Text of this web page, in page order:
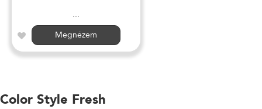
...
Megnézem
Color Style Fresh